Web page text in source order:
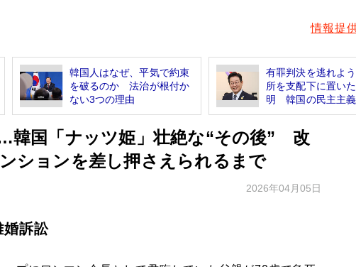
情報提
韓国人はなぜ、平気で約束
を破るのか 法治が根付か
ない3つの理由
有罪判決を逃れよ
所を支配下に置い
明 韓国の民主主義
韓国「ナッツ姫」壮絶な“その後” 改
ションを差し押さえられるまで
2026年04月05日
婚訴訟